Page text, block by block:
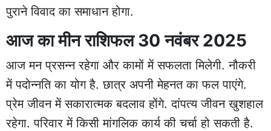
पुराने विवाद का समाधान होगा.
आज का मीन राशिफल 30 नवंबर 2025
आज मन प्रसन्न रहेगा और कामों में सफलता मिलेगी. नौकरी
में पदोन्नति का योग है. छात्र अपनी मेहनत का फल पाएंगे.
प्रेम जीवन में सकारात्मक बदलाव होंगे. दांपत्य जीवन खुशहाल
रहेगा. परिवार में किसी मांगलिक कार्य की चर्चा हो सकती है.